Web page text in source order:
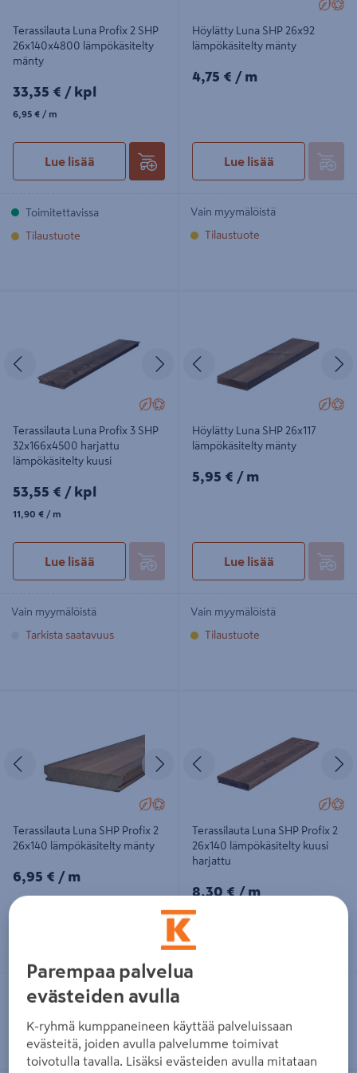
Terassilauta Luna Profix 2 SHP
26x140x4800 lämpökäsitelty
mänty
33,35€/kpl
33,35 € / kpl
6,95€/m
6,95 € / m
Lue lisää
Toimitettavissa
Tilaustuote
Höylätty Luna SHP 26x92
lämpökäsitelty mänty
4,75€/m
4,75 € / m
Lue lisää
Vain myymälöistä
Tilaustuote
Edellinen Seuraava
Terassilauta Luna Profix 3 SHP
32x166x4500 harjattu
lämpökäsitelty kuusi
53,55€/kpl
53,55 € / kpl
11,90€/m
11,90 € / m
Lue lisää
Vain myymälöistä
Tarkista saatavuus
Edellinen
Höylätty Luna SHP 26x117
lämpökäsitelty mänty
5,95€/m
5,95 € / m
Lue lisää
Vain myymälöistä
Tilaustuote
Edellinen Seuraava
Terassilauta Luna SHP Profix 2
26x140 lämpökäsitelty mänty
6,95€/m
6,95 € / m
Vain myymälöistä
Edellinen
Terassilauta Luna SHP Profix 2
26x140 lämpökäsitelty kuusi
harjattu
8,30€/m
8,30 € / m
Parempaa palvelua
evästeiden avulla
K-ryhmä kumppaneineen käyttää palveluissaan
evästeitä, joiden avulla palvelumme toimivat
toivotulla tavalla. Lisäksi evästeiden avulla mitataan